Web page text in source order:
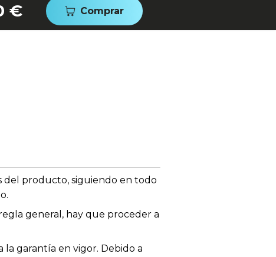
€ Comprar
del producto, siguiendo en todo
general, hay que proceder a
garantía en vigor. Debido a